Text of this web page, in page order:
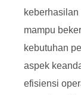
mampu
kebutuhan
aspek
efisiensi